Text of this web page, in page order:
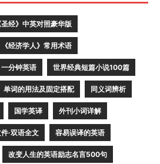
圣经》中英对照豪华版
《经济学人》常用术语
一分钟英语 世界经典短篇小说100篇
单词的用法及固定搭配 同义词辨析
国学英译 外刊小词详解
·双语全文 容易误译的英语
改变人生的英语励志名言500句